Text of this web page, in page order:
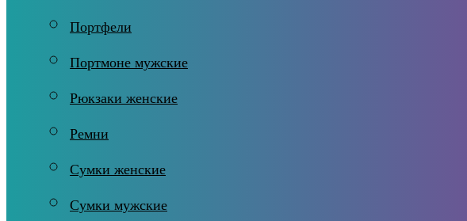
Портфели
Портмоне мужские
Рюкзаки женские
Ремни
Сумки женские
Сумки мужские